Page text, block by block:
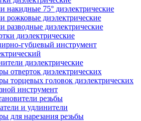
накидные 75° диэлектрические
рожковые диэлектрические
разводные диэлектрические
диэлектрические
губцевый инструмент
диэлектрические
отверток диэлектрических
торцевых головок диэлектрических
инструмент
резьбы
и удлинители
для нарезания резьбы